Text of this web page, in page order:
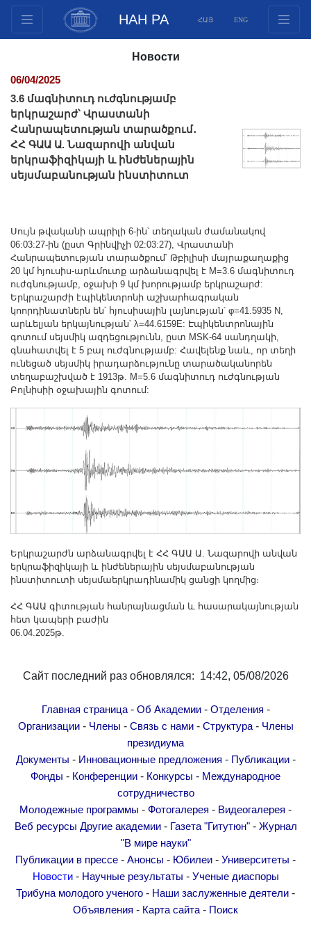
НАН РА ՀԱՅ ENG
Инновационные предложения
Публикации
Фонды
Конференции
Молодежные программы
Фотогалерея
Видеогалерея
Веб ресурсы
Другие академии
Газета "Гитутюн"
Журнал "В мире науки"
Публикации в прессе
Юбилеи
Научные результаты
Ученые диаспоры
Трибуна молодого ученого
Наши заслуженные деятели
Объявления
Поиск
Новости
06/04/2025
3.6 մագնիտուդ ուժգնությամբ
երկրաշարժ՝ Վրաստանի
Հանրապետության տարածքում․
ՀՀ ԳԱԱ Ա. Նազարովի անվան
երկրաֆիզիկայի և ինժեներային
սեյսմաբանության ինստիտուտ
Սույն թվականի ապրիլի 6-ին՝ տեղական ժամանակով
06:03:27-ին (ըստ Գրինվիչի 02:03:27), Վրաստանի
Հանրապետության տարածքում՝ Թբիլիսի մայրաքաղաքից
20 կմ հյուսիս-արևմուտք արձանագրվել է M=3.6 մագնիտուդ
ուժգնությամբ, օջախի 9 կմ խորությամբ երկրաշարժ:
Երկրաշարժի էպիկենտրոնի աշխարհագրական
կոորդինատներն են՝ հյուսիսային լայնության՝ φ=41.5935 N,
արևելյան երկայնության՝ λ=44.6159E: Էպիկենտրոնային
գոտում սեյսմիկ ազդեցությունն, ըստ MSK-64 սանդղակի,
գնահատվել է 5 բալ ուժգնությամբ: Հավելենք նաև, որ տեղի
ունեցած սեյսմիկ իրադարձությունը տարածականորեն
տեղաբաշխված է 1913թ. M=5.6 մագնիտուդ ուժգնության
Բոլնիսիի օջախային գոտում:
Երկրաշարժն արձանագրվել է ՀՀ ԳԱԱ Ա. Նազարովի անվան
երկրաֆիզիկայի և ինժեներային սեյսմաբանության
ինստիտուտի սեյսմաերկրադինամիկ ցանցի կողմից։
ՀՀ ԳԱԱ գիտության հանրայնացման և հասարակայնության
հետ կապերի բաժին
06.04.2025թ.
Сайт последний раз обновлялся: 14:42, 05/08/2026
Главная страница- Об Академии- Отделения -
Организации- Члены - Связь с нами- Структура- Члены
президиума
Документы - Инновационные предложения - Публикации-
Фонды - Конференции - Конкурсы - Международное
сотрудничество
Молодежные программы - Фотогалерея - Видеогалерея -
Веб ресурсы Другие академии- Газета "Гитутюн"- Журнал
"В мире науки"
Публикации в прессе - Анонсы - Юбилеи - Университеты -
Новости- Научные результаты - Ученые диаспоры
Трибуна молодого ученого - Наши заслуженные деятели -
Объявления - Карта сайта - Поиск